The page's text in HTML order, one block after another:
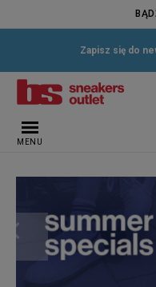
Zapisz się do
MENU